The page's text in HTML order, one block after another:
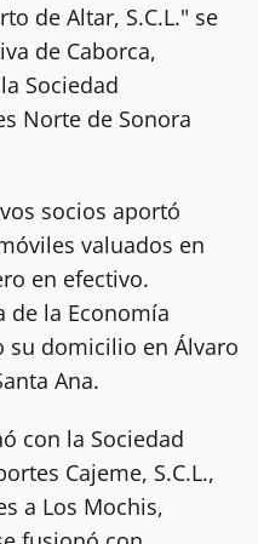
de Altar, S.C.L." se
de Caborca,
Sociedad
Norte de Sonora
socios aportó
valuados en
en efectivo.
de la Economía
su domicilio en Álvaro
Ana.
con la Sociedad
Cajeme, S.C.L.,
a Los Mochis,